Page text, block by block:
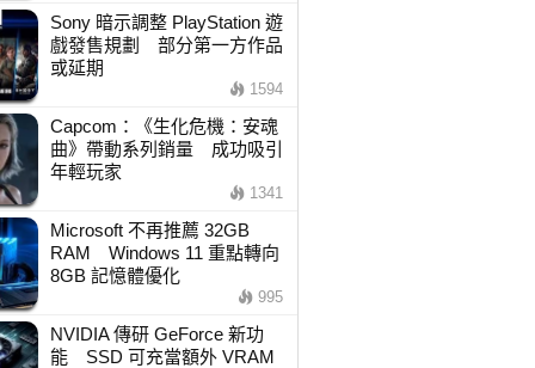
Sony 暗示調整 PlayStation 遊
戲發售規劃 部分第一方作品
或延期
1594
Capcom：《生化危機：安魂
曲》帶動系列銷量 成功吸引
年輕玩家
1341
Microsoft 不再推薦 32GB
RAM Windows 11 重點轉向
8GB 記憶體優化
995
NVIDIA 傳研 GeForce 新功
能 SSD 可充當額外 VRAM